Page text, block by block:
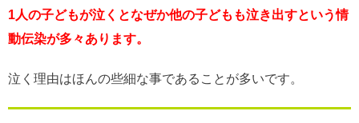
1人の子どもが泣くとなぜか他の子どもも泣き出すという情
動伝染が多々あります。
泣く理由はほんの些細な事であることが多いです。